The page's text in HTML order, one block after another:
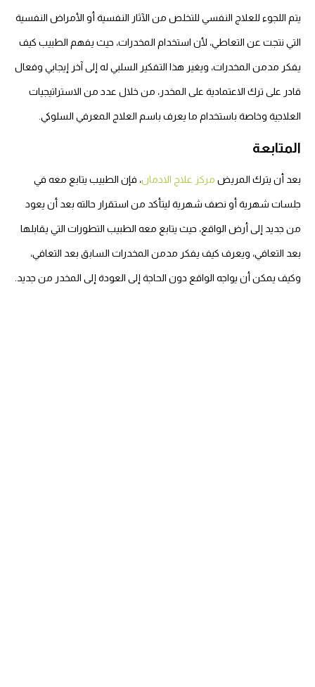
يتم اللجوء للعلاج النفسي للتخلص من الآثار النفسية أو الأمراض النفسية
التي نتجت عن التعاطي، لأن استخدام المخدرات، حيث يفهم الطبيب كيف
يفكر مدمن المخدرات، ويغير هذا التفكير السلبي له إلى آخر إيجابي وفعال
قادر على ترك الاعتمادية على المخدر، من خلال عدد من الاستراتيجيات
العلاجية وخاصة باستخدام ما يعرف باسم العلاج المعرفي السلوكي.
المتابعة
بعد أن يترك المريض مركز علاج الادمان، فإن الطبيب يتابع معه في
جلسات شهرية أو نصف شهرية ليتأكد من استقرار حالته بعد أن يعود
من جديد إلى أرض الواقع، حيث يتابع معه الطبيب التطورات التي يقابلها
بعد التعافي، ويعرف كيف يفكر مدمن المخدرات السابق بعد التعافي،
وكيف يمكن أن يواجه الواقع دون الحاجة إلى العودة إلى المخدر من جديد.